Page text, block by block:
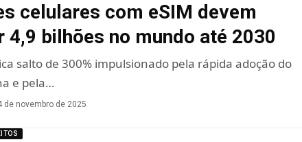
celulares com eSIM devem
4,9 bilhões no mundo até 2030
salto de 300% impulsionado pela rápida adoção do
e pela…
de novembro de 2025